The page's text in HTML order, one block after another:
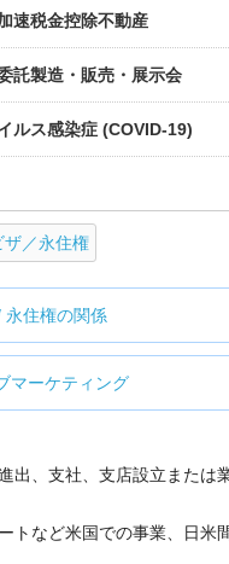
速税金控除不動産
託製造・販売・展示会
ルス感染症 (COVID-19)
ザ／永住権
永住権の関係
マーケティング
出、支社、支店設立または
トなど米国での事業、日米